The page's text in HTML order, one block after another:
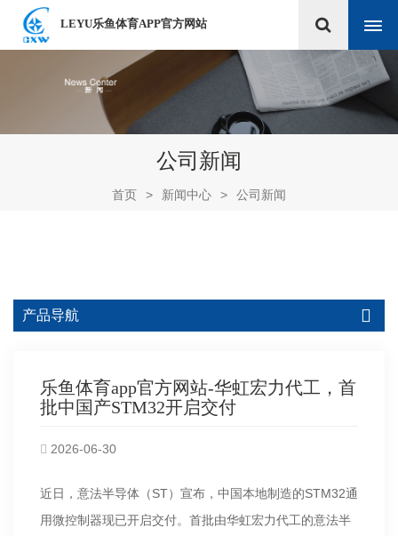
LEYU乐鱼体育APP官方网站
公司新闻
首页 > 新闻中心 > 公司新闻
产品导航
乐鱼体育app官方网站-华虹宏力代工，首
批中国产STM32开启交付
2026-06-30
近日，意法半导体（ST）宣布，中国本地制造的STM32通
用微控制器现已开启交付。首批由华虹宏力代工的意法半